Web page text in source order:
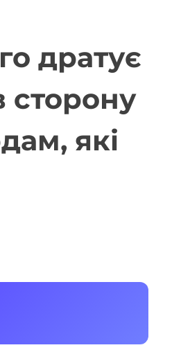
дратує
сторону
які